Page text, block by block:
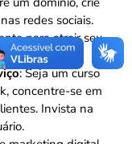
redes sociais.
para atrair seu
: Seja um curso
concentre-se em
Invista na